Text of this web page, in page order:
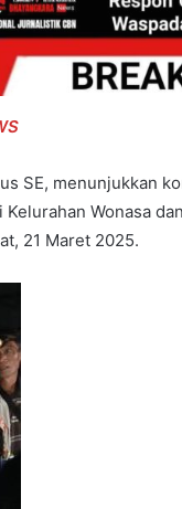
SE, menunjukkan
Wonasa
21 Maret 2025.